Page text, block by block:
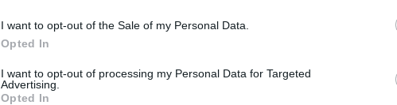
I want to opt-out of the Sale of my Personal Data.
Opted In
I want to opt-out of processing my Personal Data for Targeted
Advertising.
Opted In
Ζωοδόχου Πηγής, η Πολιούχος και...
«Ελληνοαυστριακό Μουσικό